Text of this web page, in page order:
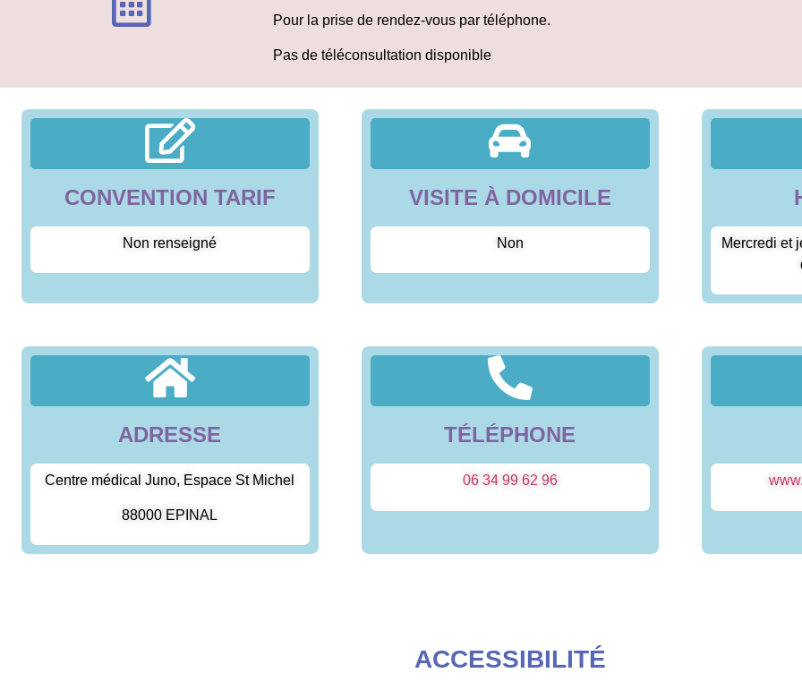
Pour la prise de rendez-vous par téléphone.
Pas de téléconsultation disponible
CONVENTION TARIF
Non renseigné
VISITE À DOMICILE
Non
Mercredi et
ADRESSE
Centre médical Juno, Espace St Michel
88000 EPINAL
TÉLÉPHONE
06 34 99 62 96
ACCESSIBILITÉ